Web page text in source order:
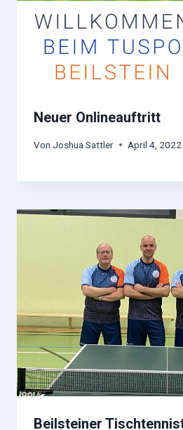
Neuer Onlineauftritt
Von Joshua Sattler April 4, 2022
Beilsteiner